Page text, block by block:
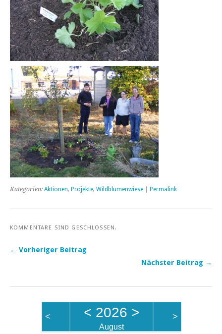
Kategorien: Aktionen, Projekte, Wildblumenwiese Permalink
KOMMENTARE SIND GESCHLOSSEN.
← Vorheriger Beitrag
Nächster Beitrag →
< < 2026 >
August
>